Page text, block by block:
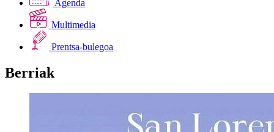
Agenda
Multimedia
Prentsa-bulegoa
Berriak